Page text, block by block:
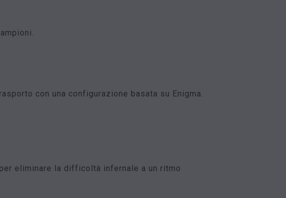
con una configurazione basata su Enigma.
eliminare la difficoltà infernale a un ritmo